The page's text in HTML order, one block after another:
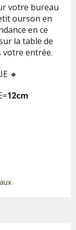
votre bureau
ourson en
en ce
la table de
votre entrée.
🔸
12cm